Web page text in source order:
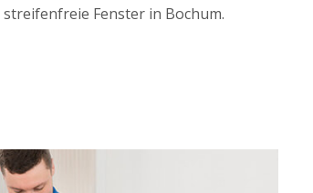
Fenster in Bochum.